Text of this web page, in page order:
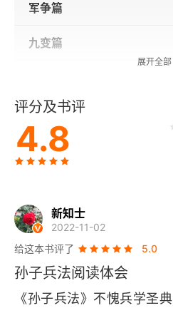
军争篇
九变篇
地形篇
九地篇
用间篇
展开全部
评分及书评
4.8
新知士
2022-11-02
给这本书评了
5.0
孙子兵法阅读体会
《孙子兵法》不愧兵学圣